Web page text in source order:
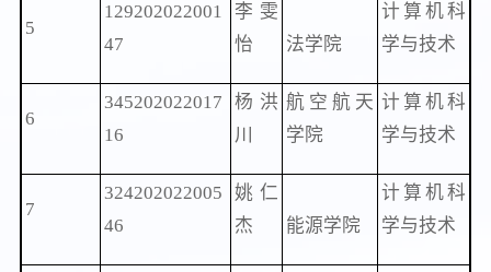
5
129202022001
47
李雯
怡
法学院
计算机科
学与技术
6
345202022017
16
杨洪
川
航空航天
学院
计算机科
学与技术
7
324202022005
46
姚仁
杰
能源学院
计算机科
学与技术